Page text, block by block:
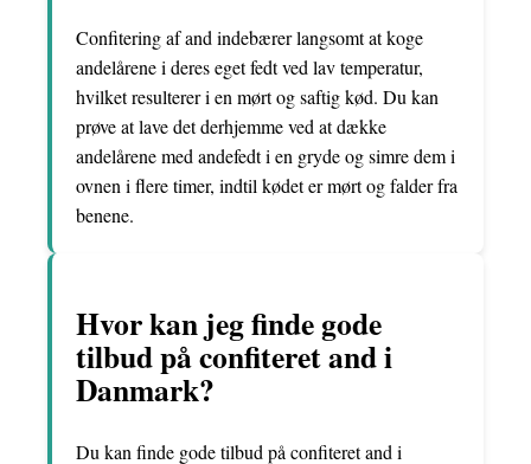
Confitering af and indebærer langsomt at koge
andelårene i deres eget fedt ved lav temperatur,
hvilket resulterer i en mørt og saftig kød. Du kan
prøve at lave det derhjemme ved at dække
andelårene med andefedt i en gryde og simre dem i
ovnen i flere timer, indtil kødet er mørt og falder fra
benene.
Hvor kan jeg finde gode
tilbud på confiteret and i
Danmark?
Du kan finde gode tilbud på confiteret and i